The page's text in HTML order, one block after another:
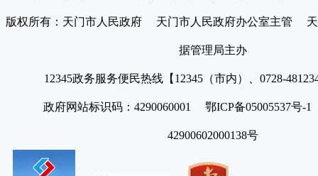
版权所有：天门市人民政府 天门市人民政府办公室主管 天
据管理局主办
12345政务服务便民热线【12345（市内）、0728-
政府网站标识码：4290060001 鄂ICP备05005537号
42900602000138号